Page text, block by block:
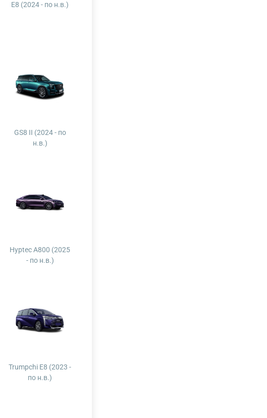
E8 (2024 - по н.в.)
GS8 II (2024 - по
н.в.)
Hyptec A800 (2025
- по н.в.)
Trumpchi E8 (2023 -
по н.в.)